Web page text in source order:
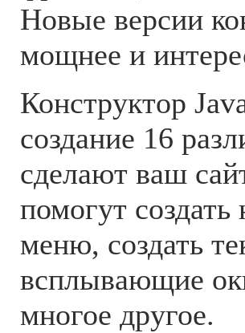
Новые версии
мощнее и
Конструктор
создание 16
сделают ваш
помогут
меню, создать
всплывающие
многое другое.